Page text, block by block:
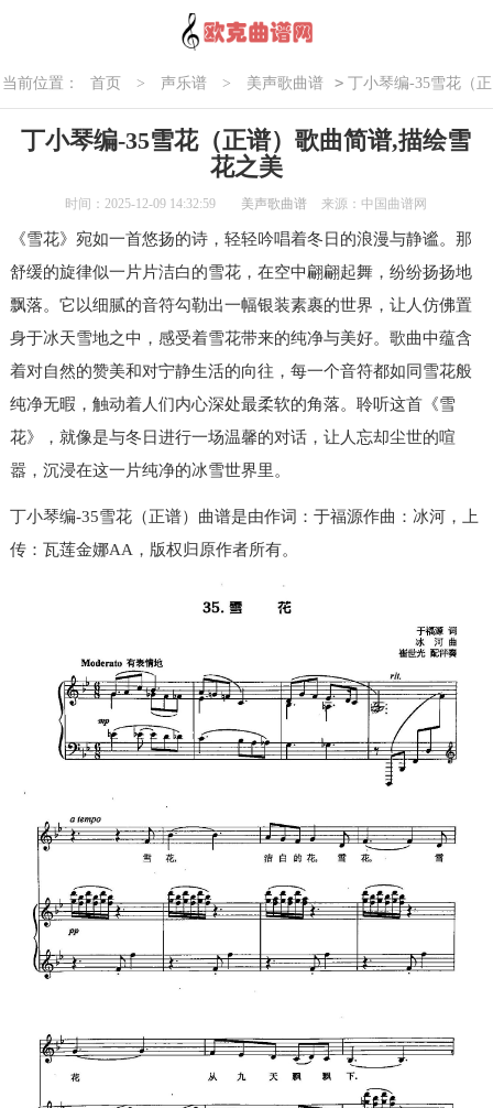
当前位置： 首页 > 声乐谱 > 美声歌曲谱 >丁小琴编-35雪花（正
丁小琴编-35雪花（正谱）歌曲简谱,描绘雪
花之美
时间：2025-12-09 14:32:59 美声歌曲谱 来源：中国曲谱网
《雪花》宛如一首悠扬的诗，轻轻吟唱着冬日的浪漫与静谧。那
舒缓的旋律似一片片洁白的雪花，在空中翩翩起舞，纷纷扬扬地
飘落。它以细腻的音符勾勒出一幅银装素裹的世界，让人仿佛置
身于冰天雪地之中，感受着雪花带来的纯净与美好。歌曲中蕴含
着对自然的赞美和对宁静生活的向往，每一个音符都如同雪花般
纯净无暇，触动着人们内心深处最柔软的角落。聆听这首《雪
花》，就像是与冬日进行一场温馨的对话，让人忘却尘世的喧
嚣，沉浸在这一片纯净的冰雪世界里。
丁小琴编-35雪花（正谱）曲谱是由作词：于福源作曲：冰河，上
传：瓦莲金娜AA，版权归原作者所有。